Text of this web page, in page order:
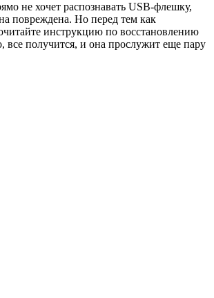
не хочет распознавать USB-флешку,
повреждена. Но перед тем как
инструкцию по восстановлению
получится, и она прослужит еще пару